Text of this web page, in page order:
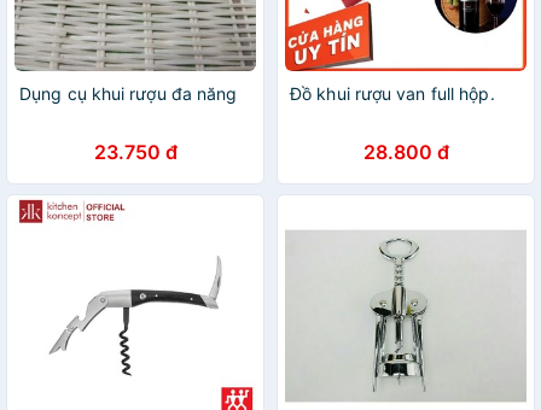
Dụng cụ khui rượu đa năng
23.750 đ
Đồ khui rượu van full hộp.
28.800 đ